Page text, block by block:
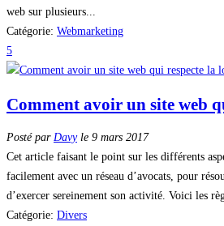
web sur plusieurs...
Catégorie: Webmarketing
5
Comment avoir un site web
Posté par Davyle 9 mars 2017
Cet article faisant le point sur les différents
facilement avec un réseau d’avocats, pour
d’exercer sereinement son activité. Voici les
Catégorie: Divers